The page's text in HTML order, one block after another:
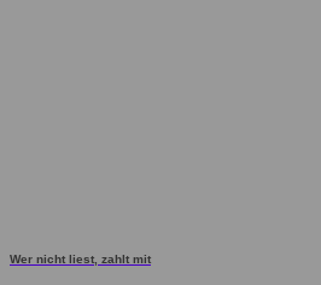
Wer nicht liest, zahlt mit